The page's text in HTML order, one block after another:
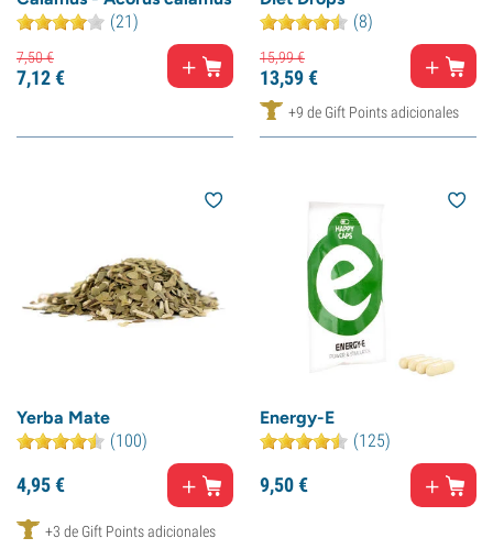
(21)
7,50€
7,12€
(8)
15,99€
13,59€
+9 de Gift Points adicionales
Yerba Mate
(100)
4,95€
+3 de Gift Points adicionales
Energy-E
(125)
9,50€